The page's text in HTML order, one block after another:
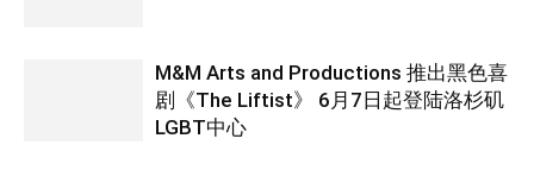
M&M Arts and Productions 推出黑色喜
剧《The Liftist》 6月7日起登陆洛杉矶
LGBT中心